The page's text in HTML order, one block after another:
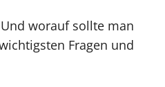
worauf sollte man
Fragen und